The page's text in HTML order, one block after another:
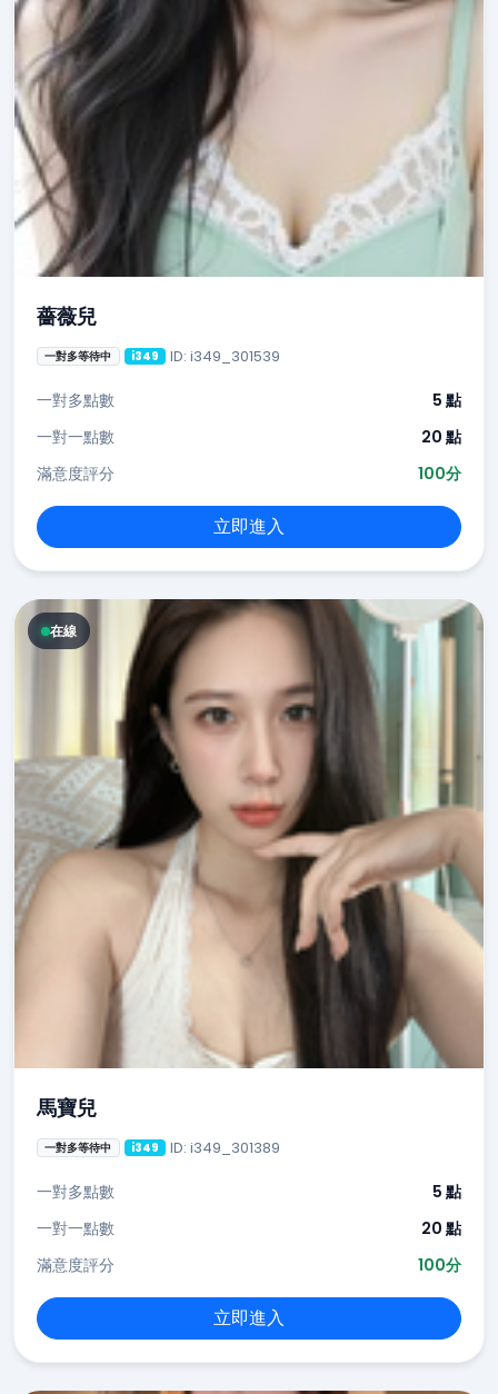
薔薇兒
一對多等待中 i349 ID: i349_301539
一對多點數
5 點
一對一點數
20 點
滿意度評分
100分
立即進入
在線
馬寶兒
一對多等待中 i349 ID: i349_301389
一對多點數
5 點
一對一點數
20 點
滿意度評分
100分
立即進入